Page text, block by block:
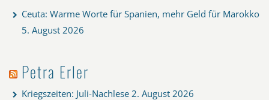
Ceuta: Warme Worte für Spanien, mehr Geld für Marokko
5. August 2026
Petra Erler
Kriegszeiten: Juli-Nachlese 2. August 2026